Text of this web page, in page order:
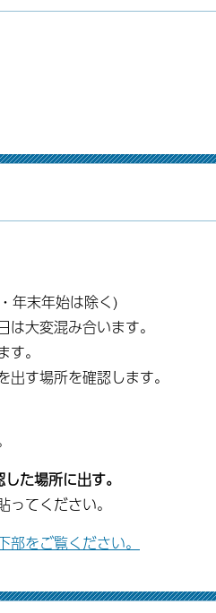
末年始は除く)
大変混み合います。
。
出す場所を確認します。
た場所に出す。
てください。
をご覧ください。